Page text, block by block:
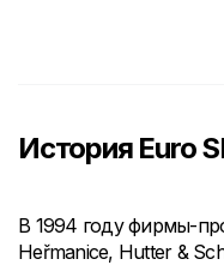
История Euro
В 1994 году фирмы-
Heřmanice, Hutter &